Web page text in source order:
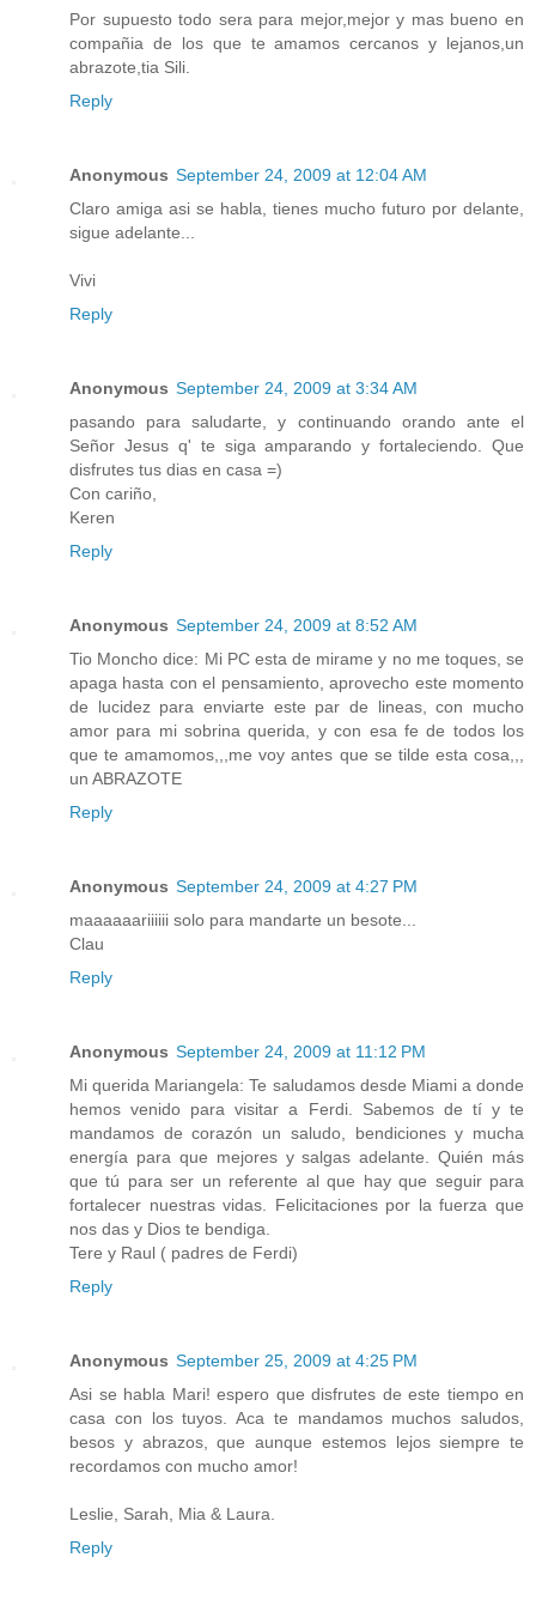
Por supuesto todo sera para mejor,mejor y mas bueno en
compañia de los que te amamos cercanos y lejanos,un
abrazote,tia Sili.
Reply
Anonymous September 24, 2009 at 12:04 AM
Claro amiga asi se habla, tienes mucho futuro por delante,
sigue adelante...
Vivi
Reply
Anonymous September 24, 2009 at 3:34 AM
pasando para saludarte, y continuando orando ante el
Señor Jesus q' te siga amparando y fortaleciendo. Que
disfrutes tus dias en casa =)
Con cariño,
Keren
Reply
Anonymous September 24, 2009 at 8:52 AM
Tio Moncho dice: Mi PC esta de mirame y no me toques, se
apaga hasta con el pensamiento, aprovecho este momento
de lucidez para enviarte este par de lineas, con mucho
amor para mi sobrina querida, y con esa fe de todos los
que te amamomos,,,me voy antes que se tilde esta cosa,,,
un ABRAZOTE
Reply
Anonymous September 24, 2009 at 4:27 PM
maaaaaariiiiii solo para mandarte un besote...
Clau
Reply
Anonymous September 24, 2009 at 11:12 PM
Mi querida Mariangela: Te saludamos desde Miami a donde
hemos venido para visitar a Ferdi. Sabemos de tí y te
mandamos de corazón un saludo, bendiciones y mucha
energía para que mejores y salgas adelante. Quién más
que tú para ser un referente al que hay que seguir para
fortalecer nuestras vidas. Felicitaciones por la fuerza que
nos das y Dios te bendiga.
Tere y Raul ( padres de Ferdi)
Reply
Anonymous September 25, 2009 at 4:25 PM
Asi se habla Mari! espero que disfrutes de este tiempo en
casa con los tuyos. Aca te mandamos muchos saludos,
besos y abrazos, que aunque estemos lejos siempre te
recordamos con mucho amor!
Leslie, Sarah, Mia & Laura.
Reply